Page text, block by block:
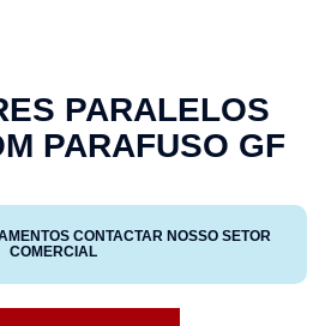
PARALELOS
PARAFUSO GF
CONTACTAR NOSSO SETOR
COMERCIAL